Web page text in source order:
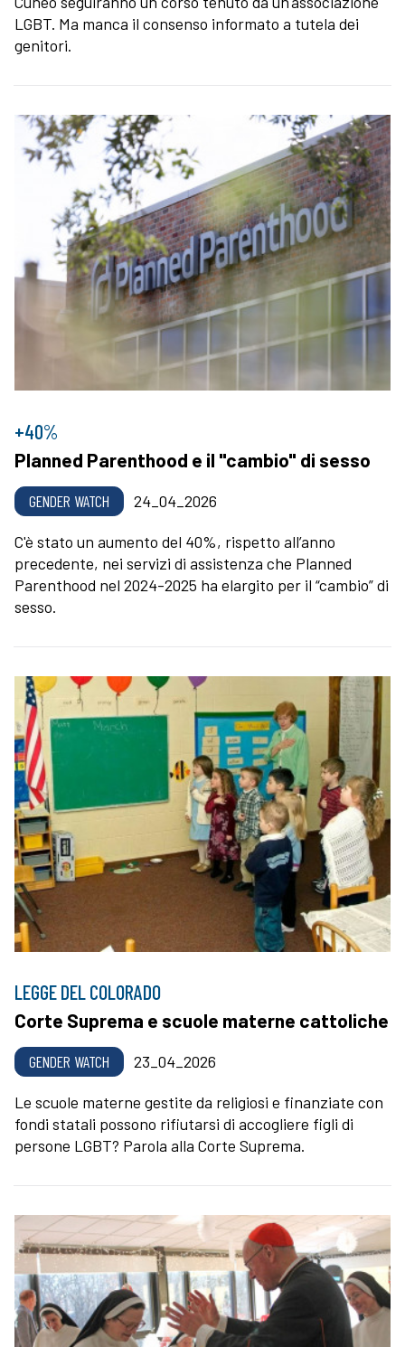
LGBT. Ma manca il consenso informato a tutela dei
genitori.
+40%
Planned Parenthood e il "cambio" di sesso
GENDER WATCH 24_04_2026
C'è stato un aumento del 40%, rispetto all’anno
precedente, nei servizi di assistenza che Planned
Parenthood nel 2024-2025 ha elargito per il “cambio” di
sesso.
LEGGE DEL COLORADO
Corte Suprema e scuole materne cattoliche
GENDER WATCH 23_04_2026
Le scuole materne gestite da religiosi e finanziate con
fondi statali possono rifiutarsi di accogliere figli di
persone LGBT? Parola alla Corte Suprema.